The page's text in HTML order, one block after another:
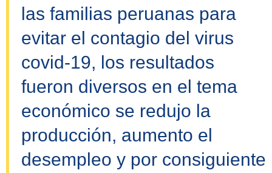
las familias peruanas para
evitar el contagio del virus
covid-19, los resultados
fueron diversos en el tema
económico se redujo la
producción, aumento el
desempleo y por consiguiente